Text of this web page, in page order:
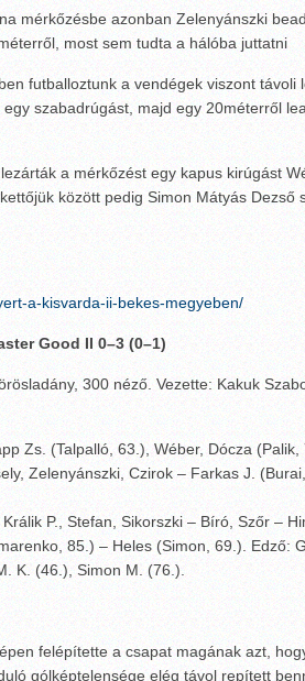
mérkőzésbe azonban Zelenyánszki
most sem tudta a hálóba juttatni
futballoztunk a vendégek viszont távoli
szabadrúgást, majd egy 20méterről
a mérkőzést egy kapus kirúgást
között pedig Simon Mátyás Dezső
a-kisvarda-ii-bekes-megyeben/
Good II 0–3 (0–1)
300 néző. Vezette: Kakuk
Zs. (Talpalló, 63.), Wéber, Dócza
Zelenyánszki, Czirok – Farkas J.
P., Stefan, Sikorszki – Bíró, Szőr –
85.) – Heles (Simon, 69.). Edző:
K. (46.), Simon M. (76.).
felépítette a csapat magának azt,
gólképtelensége elég távol repített